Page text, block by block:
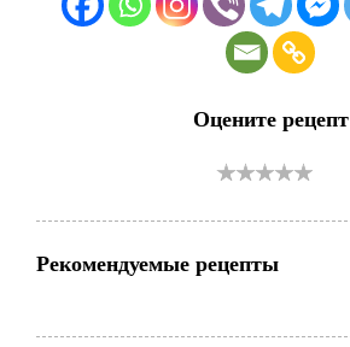
Оцените рецепт
Рекомендуемые рецепты